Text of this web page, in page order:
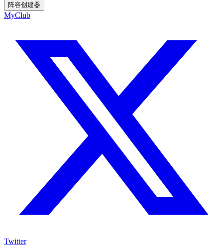
阵容创建器
MyClub
Twitter